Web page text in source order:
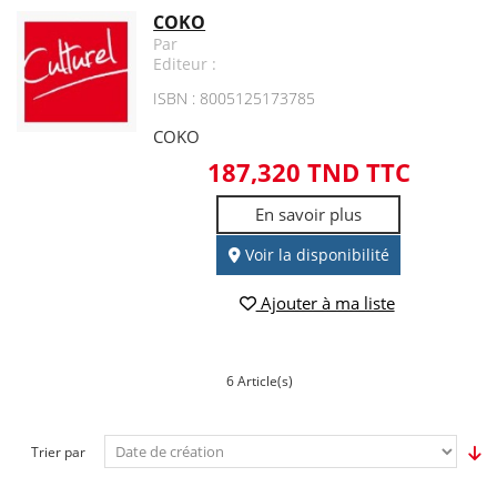
COKO
Par
Editeur :
ISBN : 8005125173785
COKO
187,320 TND TTC
En savoir plus
Voir la disponibilité
Ajouter à ma liste
6 Article(s)
Trier par